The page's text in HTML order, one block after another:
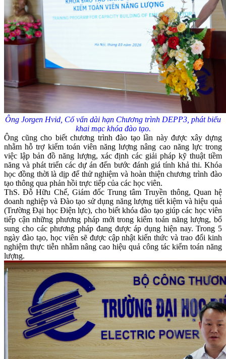
Ông Jorgen Hvid, Cố vấn dài hạn Chương trình DEPP3, phát biểu
khai mạc khóa đào tạo.
Ông cũng cho biết chương trình đào tạo lần này được xây dựng
nhằm hỗ trợ kiểm toán viên năng lượng nâng cao năng lực trong
việc lập bản đồ năng lượng, xác định các giải pháp kỹ thuật tiềm
năng và phát triển các dự án đến bước đánh giá tính khả thi. Khóa
học đồng thời là dịp để thử nghiệm và hoàn thiện chương trình đào
tạo thông qua phản hồi trực tiếp của các học viên.
ThS. Đỗ Hữu Chế, Giám đốc Trung tâm Truyền thông, Quan hệ
doanh nghiệp và Đào tạo sử dụng năng lượng tiết kiệm và hiệu quả
(Trường Đại học Điện lực), cho biết khóa đào tạo giúp các học viên
tiếp cận những phương pháp mới trong kiểm toán năng lượng, bổ
sung cho các phương pháp đang được áp dụng hiện nay. Trong 5
ngày đào tạo, học viên sẽ được cập nhật kiến thức và trao đổi kinh
nghiệm thực tiễn nhằm nâng cao hiệu quả công tác kiểm toán năng
lượng.